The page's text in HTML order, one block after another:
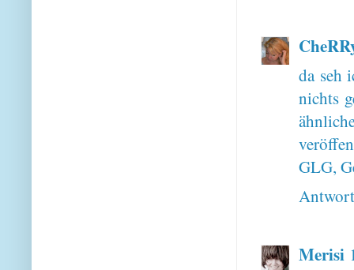
da seh
nichts
GLG,
Merisi